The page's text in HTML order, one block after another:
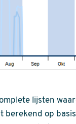
lijsten
berekend op